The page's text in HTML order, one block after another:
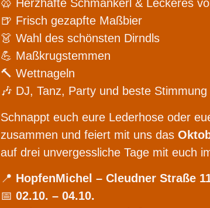
🥨 Herzhafte Schmankerl & Leckeres
🍺 Frisch gezapfte Maßbier
👗 Wahl des schönsten Dirndls
💪 Maßkrugstemmen
🔨 Wettnageln
🎶 DJ, Tanz, Party und beste
Schnappt euch eure Lederhose oder
zusammen und feiert mit uns das
auf drei unvergessliche Tage mit euch
📍 HopfenMichel – Cleudner Straße
📅 02.10. – 04.10.